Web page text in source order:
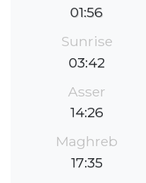
01:56
Sunrise
03:42
Asser
14:26
Maghreb
17:35